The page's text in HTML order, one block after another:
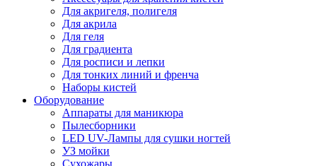
Для акригеля, полигеля
Для акрила
Для геля
Для градиента
Для росписи и лепки
Для тонких линий и френча
Наборы кистей
Оборудование
Аппараты для маникюра
Пылесборники
LED UV-Лампы для сушки ногтей
УЗ мойки